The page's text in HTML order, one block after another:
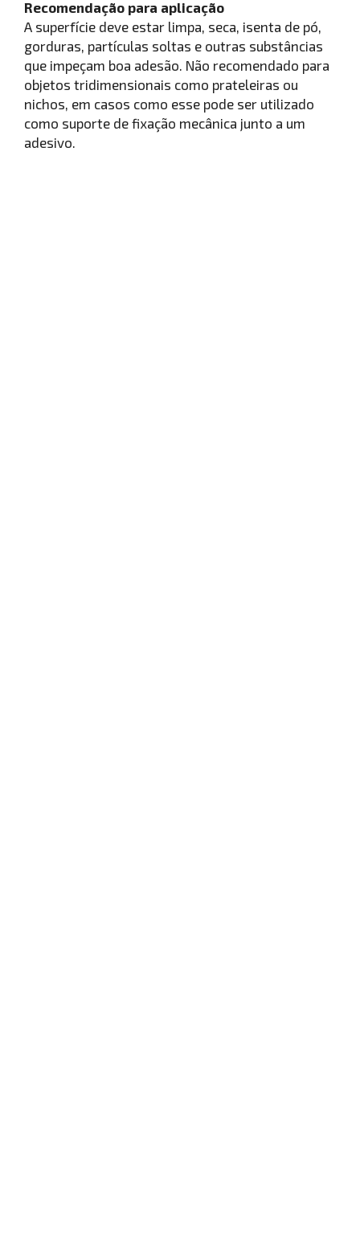
Recomendação para aplicação
A superfície deve estar limpa, seca, isenta de pó,
gorduras, partículas soltas e outras substâncias
que impeçam boa adesão. Não recomendado para
objetos tridimensionais como prateleiras ou
nichos, em casos como esse pode ser utilizado
como suporte de fixação mecânica junto a um
adesivo.